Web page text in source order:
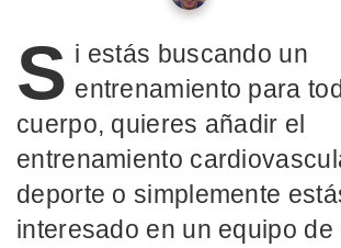
S i estás buscando un
entrenamiento para
cuerpo, quieres añadir el
entrenamiento
deporte o simplemente
interesado en un equipo de